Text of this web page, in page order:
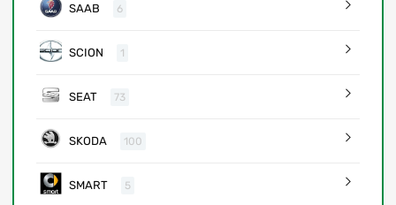
SAAB 6
SCION 1
SEAT 73
SKODA 100
SMART 5